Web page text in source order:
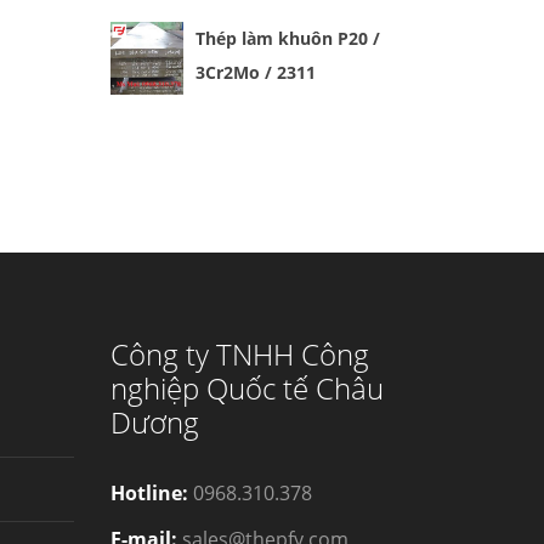
Thép làm khuôn P20 /
3Cr2Mo / 2311
Công ty TNHH Công
nghiệp Quốc tế Châu
Dương
Hotline: 0968.310.378